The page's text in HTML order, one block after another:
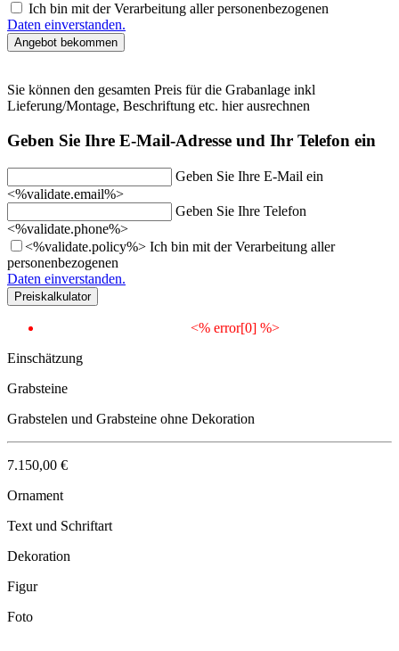
Ich bin mit der Verarbeitung aller personenbezogenen
Daten einverstanden.
Sie können den gesamten Preis für die Grabanlage inkl
Lieferung/Montage, Beschriftung etc. hier ausrechnen
Geben Sie Ihre E-Mail-Adresse und Ihr Telefon ein
Geben Sie Ihre E-Mail ein
<%validate.email%>
Geben Sie Ihre Telefon
<%validate.phone%>
<%validate.policy%> Ich bin mit der Verarbeitung aller
personenbezogenen
Daten einverstanden.
<% error[0] %>
Einschätzung
Grabsteine
Grabstelen und Grabsteine ohne Dekoration
7.150,00 €
Ornament
Text und Schriftart
Dekoration
Figur
Foto